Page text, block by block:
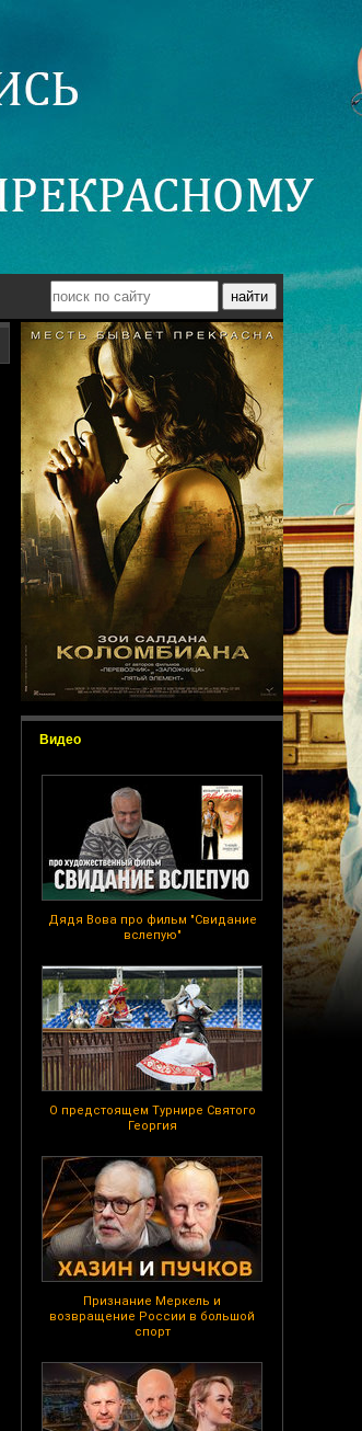
Видео
Дядя Вова про фильм "Свидание
вслепую"
О предстоящем Турнире Святого
Георгия
Признание Меркель и
возвращение России в большой
спорт